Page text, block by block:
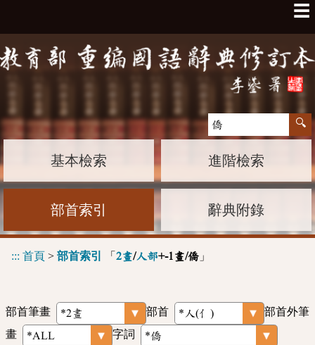
☰
基本檢索 進階檢索
部首索引 辭典附錄
::: 首頁 > 部首索引 「 2畫/人部+-1畫/僑 」
部首筆畫 部首
部首外筆
畫
字詞